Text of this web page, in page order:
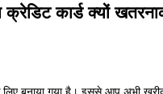
कार्ड क्यों